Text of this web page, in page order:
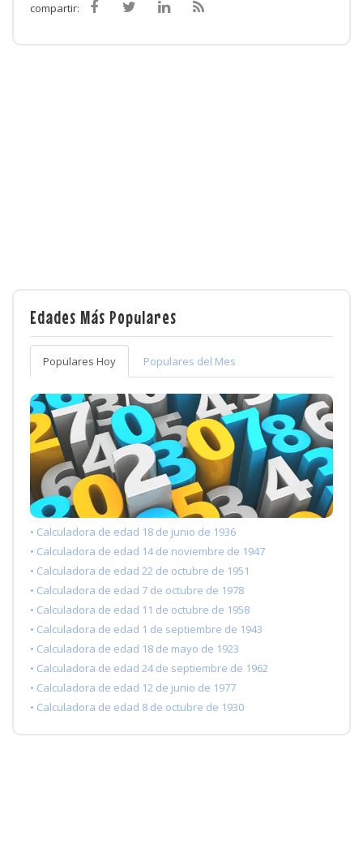
compartir:
Edades Más Populares
Populares Hoy Populares del Mes
• Calculadora de edad 18 de junio de 1936
• Calculadora de edad 14 de noviembre de 1947
• Calculadora de edad 22 de octubre de 1951
• Calculadora de edad 7 de octubre de 1978
• Calculadora de edad 11 de octubre de 1958
• Calculadora de edad 1 de septiembre de 1943
• Calculadora de edad 18 de mayo de 1923
• Calculadora de edad 24 de septiembre de 1962
• Calculadora de edad 12 de junio de 1977
• Calculadora de edad 8 de octubre de 1930